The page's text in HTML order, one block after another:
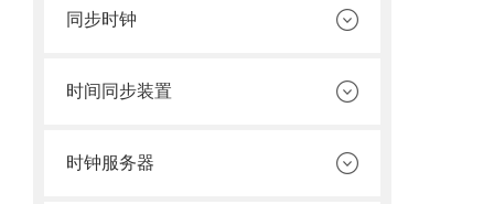
同步时钟
时间同步装置
时钟服务器